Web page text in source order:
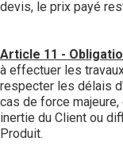
devis, le prix payé
Article 11 -
à effectuer les
respecter les délais
cas de force majeure,
inertie du Client ou
Produit.